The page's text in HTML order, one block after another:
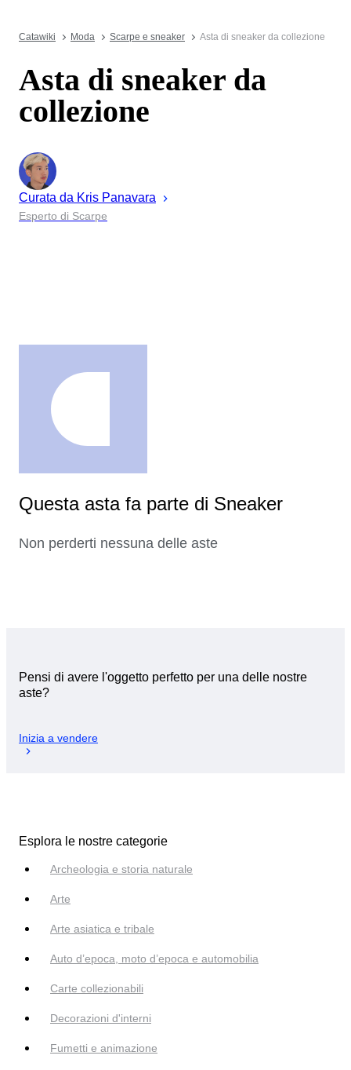
Catawiki Moda Scarpe e sneaker Asta di sneaker da collezione
Asta di sneaker da
collezione
Curata da Kris Panavara
Esperto di Scarpe
Questa asta fa parte di Sneaker
Non perderti nessuna delle aste
Pensi di avere l'oggetto perfetto per una delle nostre
aste?
Inizia a vendere
Esplora le nostre categorie
Archeologia e storia naturale
Arte
Arte asiatica e tribale
Auto d’epoca, moto d’epoca e automobilia
Carte collezionabili
Decorazioni d'interni
Fumetti e animazione